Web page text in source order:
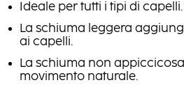
Ideale per tutti i tipi di capelli.
La schiuma leggera
ai capelli.
La schiuma non
movimento naturale.